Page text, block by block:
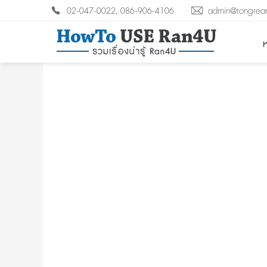
02-047-0022, 086-906-4106